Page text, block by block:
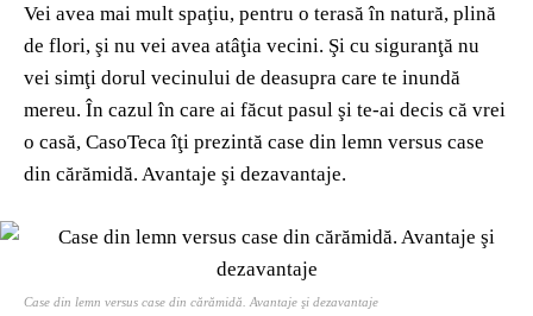
Vei avea mai mult spaţiu, pentru o terasă în natură, plină
de flori, şi nu vei avea atâţia vecini. Şi cu siguranţă nu
vei simţi dorul vecinului de deasupra care te inundă
mereu. În cazul în care ai făcut pasul şi te-ai decis că vrei
o casă, CasoTeca îţi prezintă case din lemn versus case
din cărămidă. Avantaje şi dezavantaje.
Case din lemn versus case din cărămidă. Avantaje şi dezavantaje